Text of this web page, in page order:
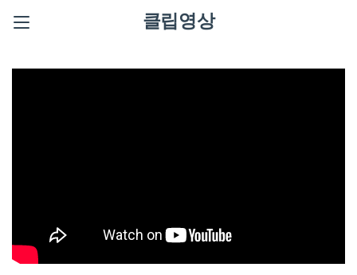
클립영상